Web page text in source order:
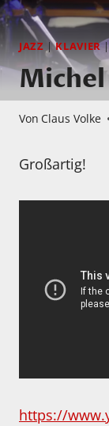
JAZZ |KLAVIER
Von Claus Volke
Großartig!
https://